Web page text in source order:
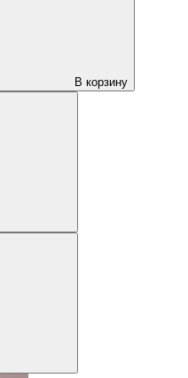
В корзину